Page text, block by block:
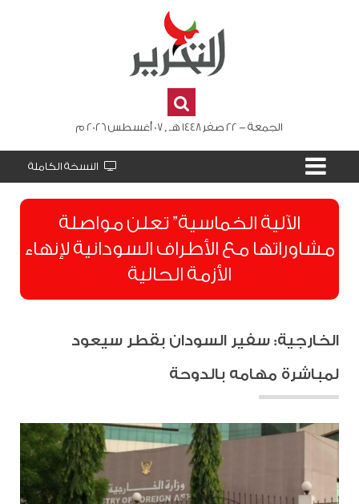
الجمعة - 22 صفر 1448 هـ , 07 أغسطس 2026 م
النسخة الكاملة
الآلية الخماسية” تعلن مواصلة
مشاوراتها مع الأطراف السودانية لإنهاء
الأزمة الحالية
الخارجية: سفير السودان بقطر سيعود
لمباشرة مهامه بالدوحة